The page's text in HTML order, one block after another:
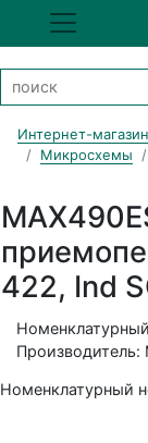
Интернет-магазин
Микросхемы
422, Ind
Производитель:
Номенклатурный